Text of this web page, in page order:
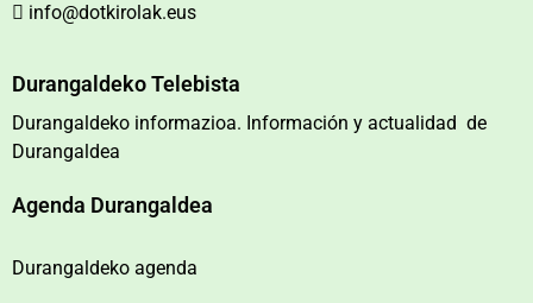
info@dotkirolak.eus
Durangaldeko Telebista
Durangaldeko informazioa. Información y actualidad de
Durangaldea
Agenda Durangaldea
Durangaldeko agenda